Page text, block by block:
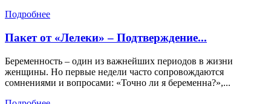
Подробнее
Пакет от «Лелеки» – Подтверждение...
Беременность – один из важнейших периодов в жизни
женщины. Но первые недели часто сопровождаются
сомнениями и вопросами: «Точно ли я беременна?»,...